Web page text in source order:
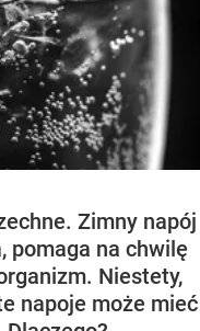
Zimny napój
pomaga na chwilę
Niestety,
napoje może mieć